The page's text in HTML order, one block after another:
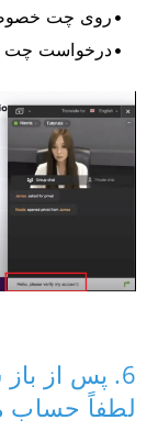
روی چت
درخواست
6. پس از
لطفاً حساب